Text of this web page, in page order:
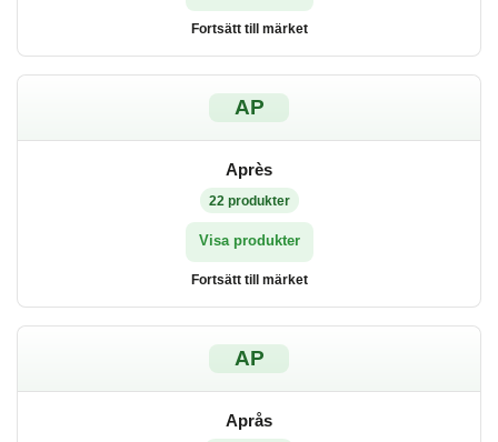
Fortsätt till märket
AP
Après
22 produkter
Visa produkter
Fortsätt till märket
AP
Aprås